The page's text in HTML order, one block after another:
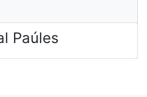
Paúles